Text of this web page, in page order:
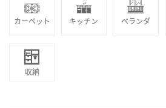
カーペット キッチン ベランダ
収納